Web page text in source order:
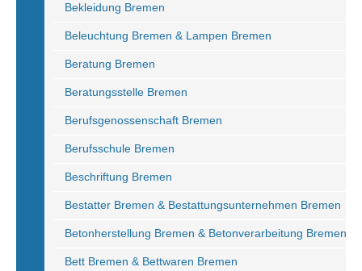
Bekleidung Bremen
Beleuchtung Bremen & Lampen Bremen
Beratung Bremen
Beratungsstelle Bremen
Berufsgenossenschaft Bremen
Berufsschule Bremen
Beschriftung Bremen
Bestatter Bremen & Bestattungsunternehmen Bremen
Betonherstellung Bremen & Betonverarbeitung Bremen
Bett Bremen & Bettwaren Bremen